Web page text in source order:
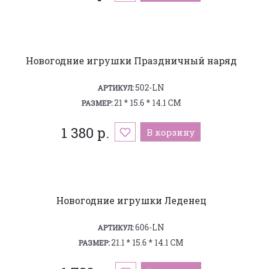
Новогодние игрушки Праздничный наряд
АРТИКУЛ:502-LN
РАЗМЕР:21 * 15.6 * 14.1 СМ
1 380 р. В корзину
Новогодние игрушки Леденец
АРТИКУЛ:606-LN
РАЗМЕР:21.1 * 15.6 * 14.1 СМ